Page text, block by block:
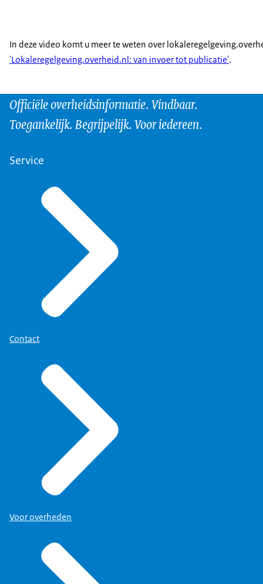
In deze video komt u meer te weten over
'Lokaleregelgeving.overheid.nl: van invoer tot publicatie'.
Officiële overheidsinformatie. Vindbaar.
Toegankelijk. Begrijpelijk. Voor iedereen.
Service
Contact
Voor overheden